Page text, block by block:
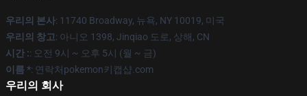
우리의 본사: 11740 Broadway, 뉴욕, NY 10019, 미국
우리의 창고: 아니오 1398, Jinqiao 도로, 상해, CN
시간 :: 오전 9시 ~ 오후 5시 (월 ~ 금)
이름 *: 연락처pokemon키캡샵.com
우리의 회사